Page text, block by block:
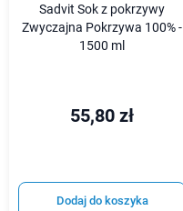
Sadvit Sok z pokrzywy
Zwyczajna Pokrzywa 100% -
1500 ml
55,80 zł
Dodaj do koszyka